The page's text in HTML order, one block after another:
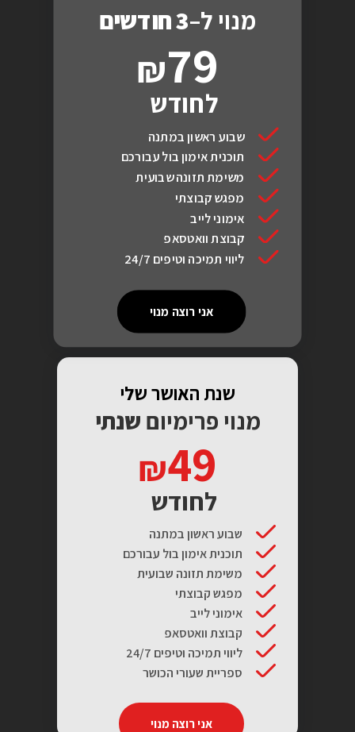
מנוי ל–3 חודשים
79
לחודש
שבוע ראשון במתנה
תוכנית אימון בול עבורכם
משימת תזונה שבועית
מפגש קבוצתי
אימוני לייב
קבוצת וואטסאפ
ליווי תמיכה וטיפים 24/7
אני רוצה מנוי
שנת האושר שלי
מנוי פרימיום שנתי
49
לחודש
שבוע ראשון במתנה
תוכנית אימון בול עבורכם
משימת תזונה שבועית
מפגש קבוצתי
אימוני לייב
קבוצת וואטסאפ
ליווי תמיכה וטיפים 24/7
ספריית שעורי הכושר
אני רוצה מנוי